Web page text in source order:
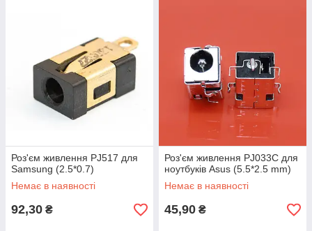
Роз'єм живлення PJ517 для
Samsung (2.5*0.7)
Немає в наявності
92,30 ₴
Роз'єм живлення PJ033C для
ноутбуків Asus (5.5*2.5 mm)
Немає в наявності
45,90 ₴